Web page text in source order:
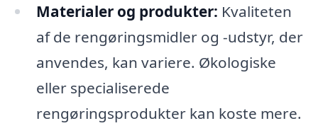
Materialer og produkter: Kvaliteten
af de rengøringsmidler og -udstyr, der
anvendes, kan variere. Økologiske
eller specialiserede
rengøringsprodukter kan koste mere.